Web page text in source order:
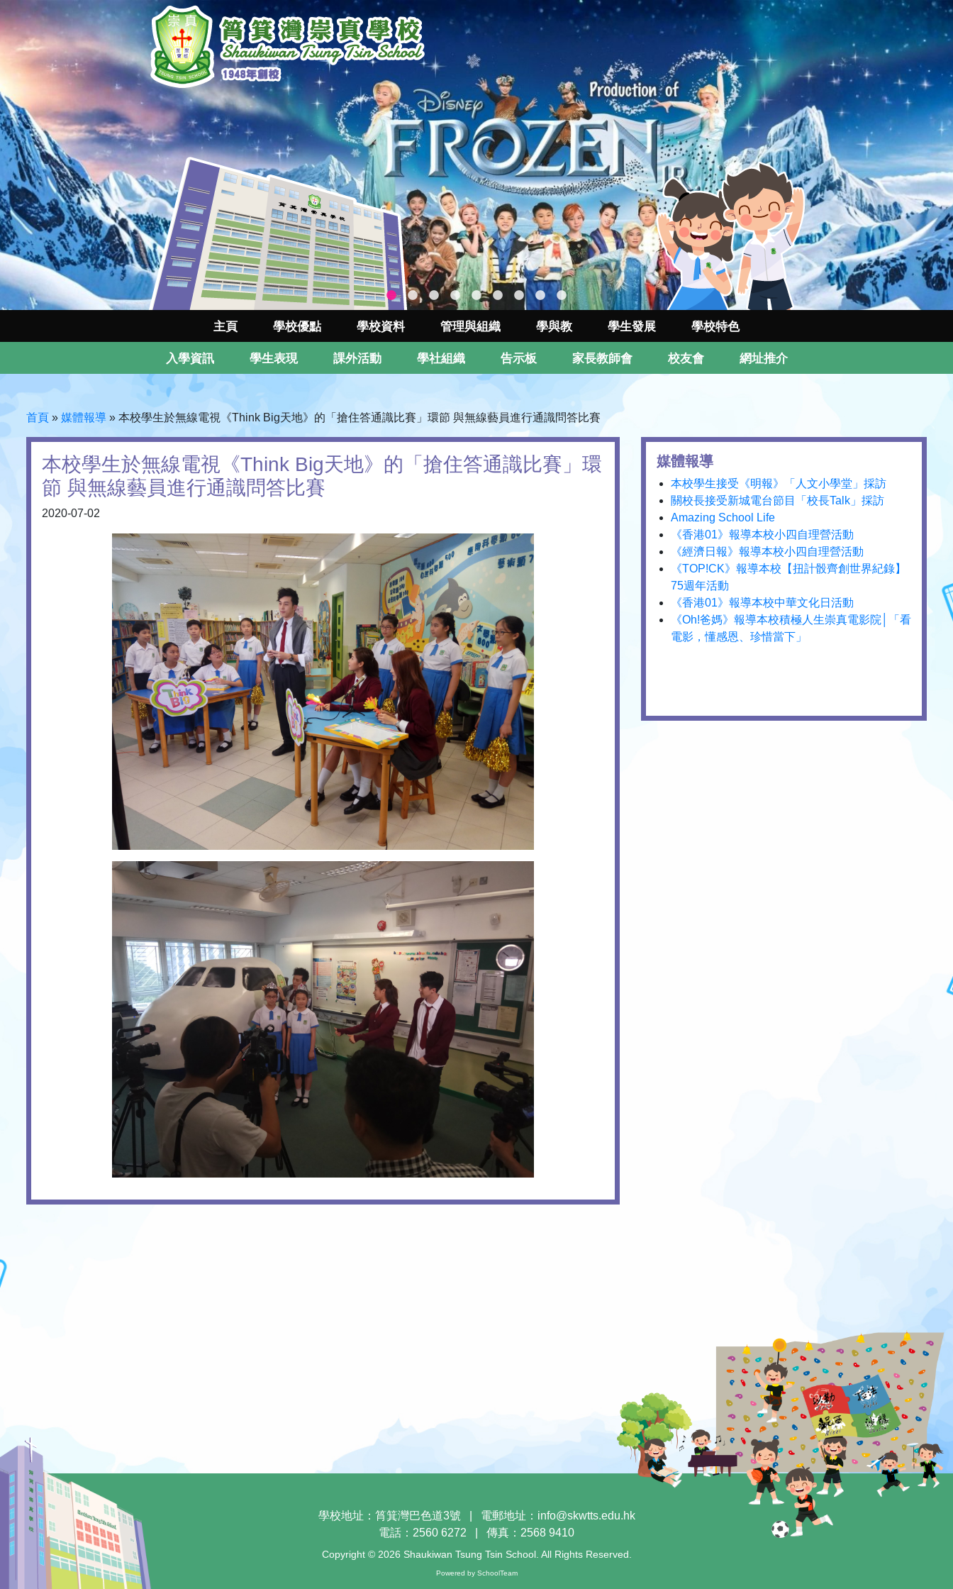
主頁 學校優點 學校資料 管理與組織 學與教 學生發展 學校特色
入學資訊 學生表現 課外活動 學社組織 告示板 家長教師會 校友會 網址推介
首頁 » 媒體報導 » 本校學生於無線電視《Think Big天地》的「搶住答通識比賽」環節 與無線藝員進行通識問答比賽
本校學生於無線電視《Think Big天地》的「搶住答通識比賽」環
節 與無線藝員進行通識問答比賽
2020-07-02
媒體報導
本校學生接受《明報》「人文小學堂」採訪
關校長接受新城電台節目「校長Talk」採訪
Amazing School Life
《香港01》報導本校小四自理營活動
《經濟日報》報導本校小四自理營活動
《TOP!CK》報導本校【扭計骰齊創世界紀錄】
75週年活動
《香港01》報導本校中華文化日活動
《Oh!爸媽》報導本校積極人生崇真電影院│「看
電影，懂感恩、珍惜當下」
學校地址：筲箕灣巴色道3號 電郵地址： info@skwtts.edu.hk
電話：2560 6272
傳真：2568 9410
Copyright © 2026 Shaukiwan Tsung Tsin School. All Rights Reserved.
Powered by SchoolTeam